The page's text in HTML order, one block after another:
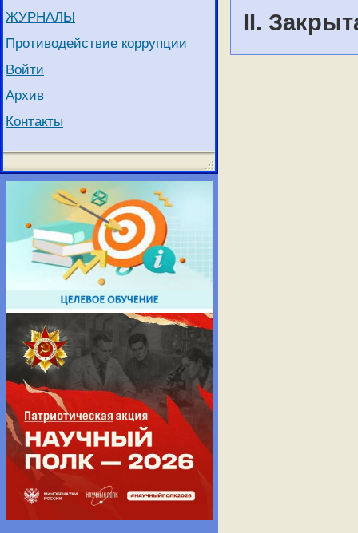
ЖУРНАЛЫ
Противодействие коррупции
Войти
Архив
Контакты